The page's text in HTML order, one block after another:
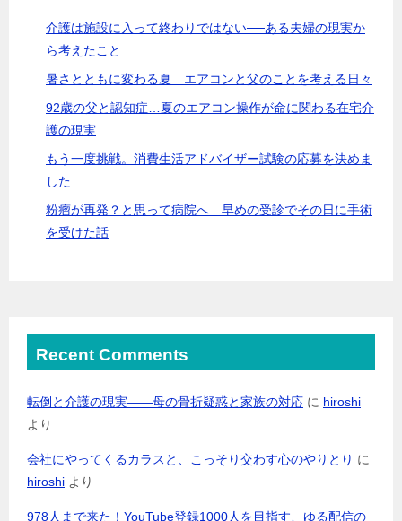
介護は施設に入って終わりではない──ある夫婦の現実か
ら考えたこと
暑さとともに変わる夏 エアコンと父のことを考える日々
92歳の父と認知症…夏のエアコン操作が命に関わる在宅介
護の現実
もう一度挑戦。消費生活アドバイザー試験の応募を決めま
した
粉瘤が再発？と思って病院へ 早めの受診でその日に手術
を受けた話
Recent Comments
転倒と介護の現実――母の骨折疑惑と家族の対応 に hiroshi
より
会社にやってくるカラスと、こっそり交わす心のやりとり に
hiroshi より
978人まで来た！YouTube登録1000人を目指す、ゆる配信の